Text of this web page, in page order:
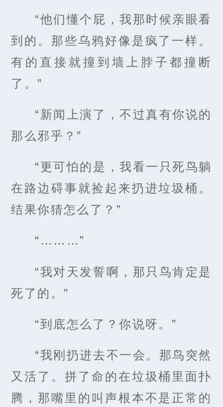
“他们懂个屁，我那时候亲眼看
到的。那些乌鸦好像是疯了一样。
有的直接就撞到墙上脖子都撞断
了。”
“新闻上演了，不过真有你说的
那么邪乎？”
“更可怕的是，我看一只死鸟躺
在路边碍事就捡起来扔进垃圾桶。
结果你猜怎么了？”
“………”
“我对天发誓啊，那只鸟肯定是
死了的。”
“到底怎么了？你说呀。”
“我刚扔进去不一会。那鸟突然
又活了。拼了命的在垃圾桶里面扑
腾，那嘴里的叫声根本不是正常的